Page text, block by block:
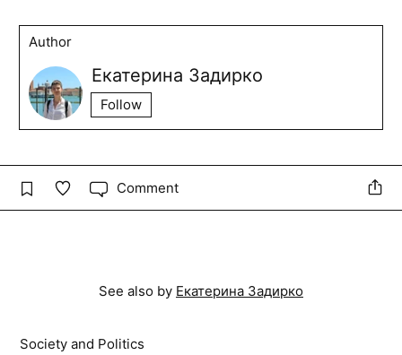
Author
Екатерина Задирко
Follow
Comment
See also by Екатерина Задирко
Society and Politics